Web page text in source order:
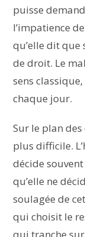
puisse
l’impatience
qu’elle dit que
de droit. Le
sens
chaque jour.
Sur le plan
plus difficile.
décide
qu’elle ne
soulagée de
qui choisit le